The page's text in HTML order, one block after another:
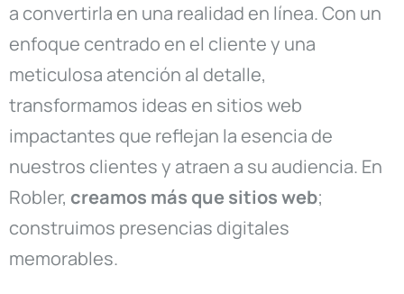
a convertirla en una realidad en línea. Con un
enfoque centrado en el cliente y una
meticulosa atención al detalle,
transformamos ideas en sitios web
impactantes que reflejan la esencia de
nuestros clientes y atraen a su audiencia. En
Robler, creamos más que sitios web;
construimos presencias digitales
memorables.